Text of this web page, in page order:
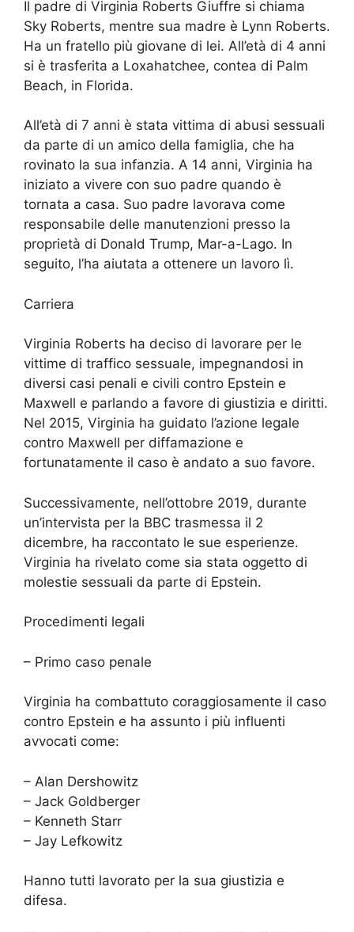
Il padre di Virginia Roberts Giuffre si chiama
Sky Roberts, mentre sua madre è Lynn Roberts.
Ha un fratello più giovane di lei. All’età di 4 anni
si è trasferita a Loxahatchee, contea di Palm
Beach, in Florida.
All’età di 7 anni è stata vittima di abusi sessuali
da parte di un amico della famiglia, che ha
rovinato la sua infanzia. A 14 anni, Virginia ha
iniziato a vivere con suo padre quando è
tornata a casa. Suo padre lavorava come
responsabile delle manutenzioni presso la
proprietà di Donald Trump, Mar-a-Lago. In
seguito, l’ha aiutata a ottenere un lavoro lì.
Carriera
Virginia Roberts ha deciso di lavorare per le
vittime di traffico sessuale, impegnandosi in
diversi casi penali e civili contro Epstein e
Maxwell e parlando a favore di giustizia e diritti.
Nel 2015, Virginia ha guidato l’azione legale
contro Maxwell per diffamazione e
fortunatamente il caso è andato a suo favore.
Successivamente, nell’ottobre 2019, durante
un’intervista per la BBC trasmessa il 2
dicembre, ha raccontato le sue esperienze.
Virginia ha rivelato come sia stata oggetto di
molestie sessuali da parte di Epstein.
Procedimenti legali
– Primo caso penale
Virginia ha combattuto coraggiosamente il caso
contro Epstein e ha assunto i più influenti
avvocati come:
– Alan Dershowitz
– Jack Goldberger
– Kenneth Starr
– Jay Lefkowitz
Hanno tutti lavorato per la sua giustizia e
difesa.